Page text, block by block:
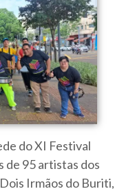
do XI Festival
de 95 artistas dos
Irmãos do Buriti,